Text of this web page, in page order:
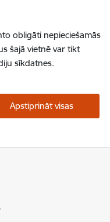
obligāti nepieciešamās
šajā vietnē var tikt
sīkdatnes.
Apstiprināt visas